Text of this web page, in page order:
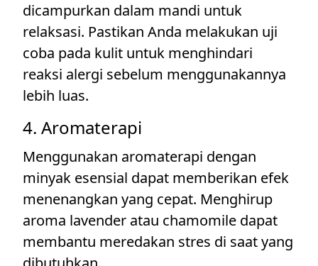
dicampurkan dalam mandi untuk
relaksasi. Pastikan Anda melakukan uji
coba pada kulit untuk menghindari
reaksi alergi sebelum menggunakannya
lebih luas.
4. Aromaterapi
Menggunakan aromaterapi dengan
minyak esensial dapat memberikan efek
menenangkan yang cepat. Menghirup
aroma lavender atau chamomile dapat
membantu meredakan stres di saat yang